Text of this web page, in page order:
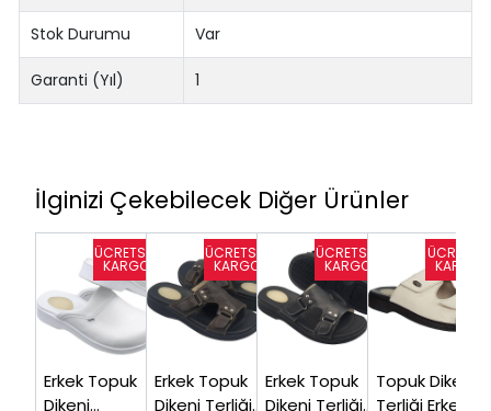
Stok Durumu Var
Garanti (Yıl) 1
İlginizi Çekebilecek Diğer Ürünler
Erkek Topuk
Dikeni
Erkek Topuk
Dikeni Terliği
Erkek Topuk
Dikeni Terliği
Topuk Dikeni
Terliği Erkek